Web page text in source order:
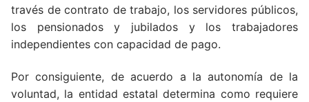
través de contrato de trabajo, los servidores públicos,
los pensionados y jubilados y los trabajadores
independientes con capacidad de pago.
Por consiguiente, de acuerdo a la autonomía de la
voluntad, la entidad estatal determina como requiere